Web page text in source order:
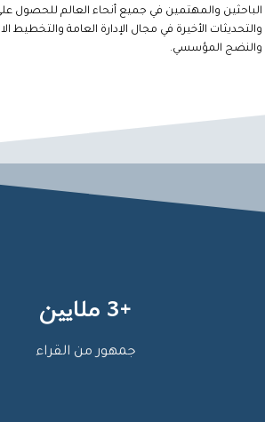
الباحثين والمهتمين في جميع أنحاء العالم للحصول
والتحديثات الأخيرة في مجال الإدارة العامة والتخطيط
والنضج المؤسسي.
+3 ملايين
جمهور من القراء